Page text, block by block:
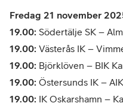
Fredag 21 november
19.00: Södertälje SK –
19.00: Västerås IK –
19.00: Björklöven – BIK
19.00: Östersunds IK – AIK
19.00: IK Oskarshamn –